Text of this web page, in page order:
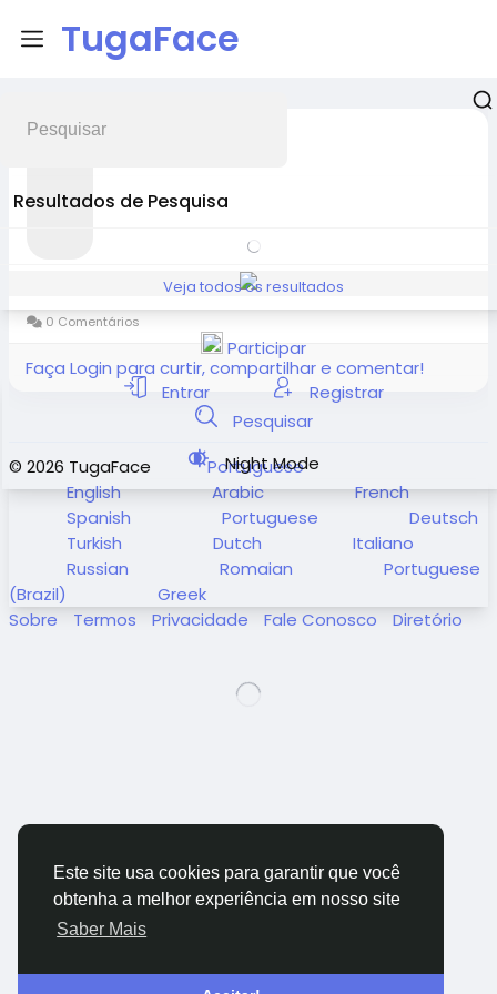
Este site usa cookies para garantir que você
obtenha a melhor experiência em nosso site
Saber Mais
TugaFace
Resultados de Pesquisa
Veja todos os resultados
Participar
Entrar
Registrar
Pesquisar
Night Mode
0 Comentários
Faça Login para curtir, compartilhar e comentar!
© 2026 TugaFace
Portuguese
English
Arabic
French
Spanish
Portuguese
Deutsch
Turkish
Dutch
Italiano
Russian
Romaian
Portuguese
(Brazil)
Greek
Sobre
Termos Privacidade Fale Conosco Diretório